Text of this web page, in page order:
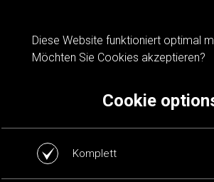
Cookie notification
Diese Website funktioniert optimal
Möchten Sie Cookies akzeptieren?
Cookie
Komplett